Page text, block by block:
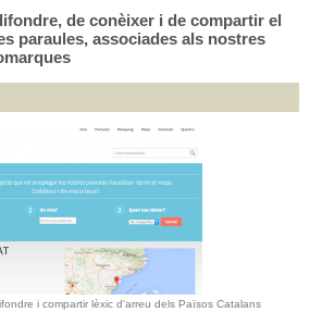
de conèixer i de compartir el
paraules, associades als nostres
i compartir lèxic d'arreu dels Països Catalans